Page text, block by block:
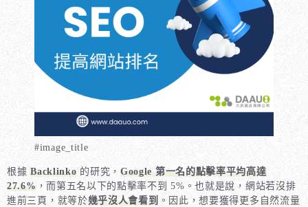
#image_title
根據Backlinko 的研究， Google 第一名的點擊率平均高達
27.6%，而第五名以下的點擊率不到 5%。也就是說，網站若沒排
進前三頁，就等於幾乎沒人會看到。因此，想要獲得更多自然流量